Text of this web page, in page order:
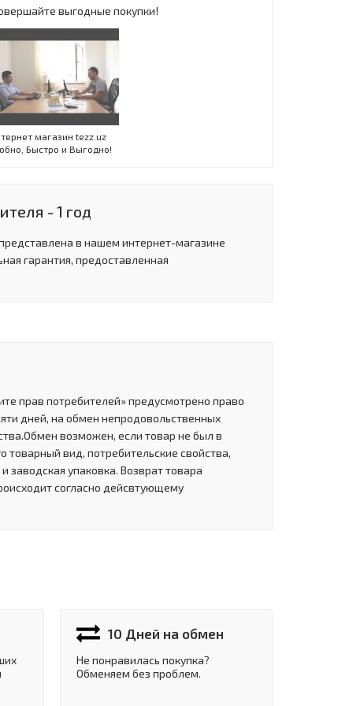
выгодные покупки!
магазин tezz.uz
Быстро и Выгодно!
- 1 год
в нашем интернет-магазине
гарантия, предоставленная
прав потребителей» предусмотрено право
дней, на обмен непродовольственных
возможен, если товар не был в
товарный вид, потребительские свойства,
упаковка. Возврат товара
согласно дейсвтующему
10 Дней на обмен
Не понравилась покупка?
Обменяем без проблем.